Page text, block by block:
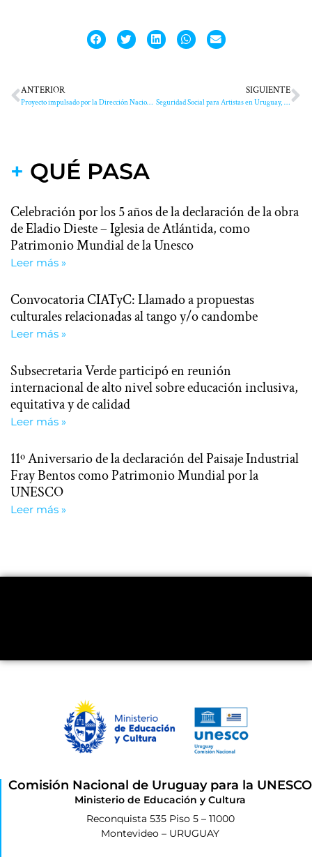
ANTERIOR
Proyecto impulsado por la Dirección Nacional de Cultura (MEC) seleccionado en la convocatoria 2026 del Programa UNESCO-Aschberg
SIGUIENTE
Seguridad Social para Artistas en Uruguay, referencia en la región
+ QUÉ PASA
Celebración por los 5 años de la declaración de la obra
de Eladio Dieste – Iglesia de Atlántida, como
Patrimonio Mundial de la Unesco
Leer más »
Convocatoria CIATyC: Llamado a propuestas
culturales relacionadas al tango y/o candombe
Leer más »
Subsecretaria Verde participó en reunión
internacional de alto nivel sobre educación inclusiva,
equitativa y de calidad
Leer más »
11º Aniversario de la declaración del Paisaje Industrial
Fray Bentos como Patrimonio Mundial por la
UNESCO
Leer más »
Comisión Nacional de Uruguay para la UNESCO
Ministerio de Educación y Cultura
Reconquista 535 Piso 5 – 11000
Montevideo – URUGUAY